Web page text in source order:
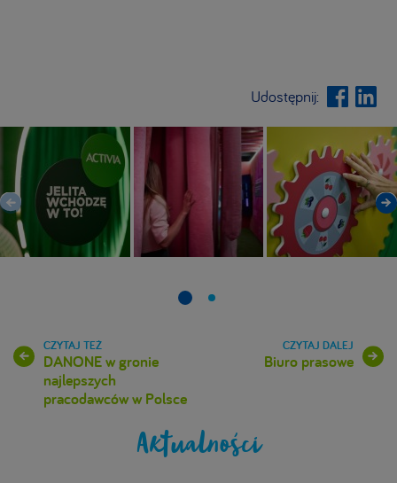
Udostępnij:
DANONE w gronie
najlepszych
pracodawców w Polsce
Biuro prasowe
Aktualności